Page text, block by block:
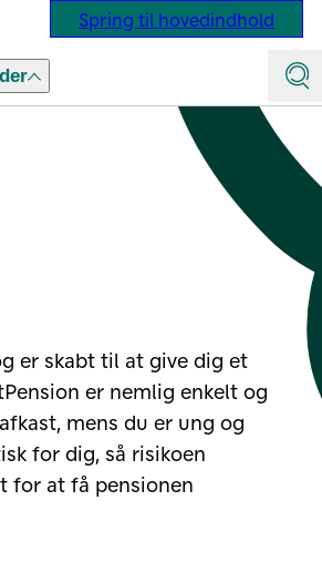
Spring til hovedindhold
Søg
er skabt til at give dig et
er nemlig enkelt og
mens du er ung og
for dig, så risikoen
for at få pensionen